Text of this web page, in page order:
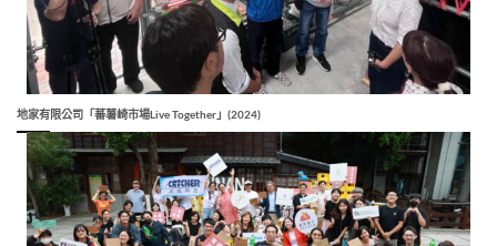
地家有限公司「蕃薯崎市場Live Together」(2024)